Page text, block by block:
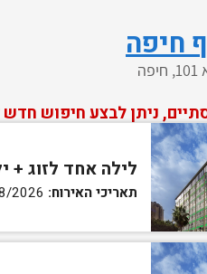
חיפה
ניתן לבצע חיפוש
לילה אחד לזוג +
תאריכי האירוח: